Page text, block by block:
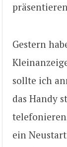
Gestern
sollte ich
das Handy
ein